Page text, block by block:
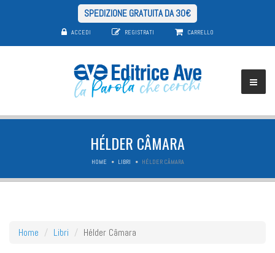
SPEDIZIONE GRATUITA DA 30€
ACCEDI REGISTRATI CARRELLO
HÉLDER CÂMARA
HOME LIBRI HÉLDER CÂMARA
Home Libri Hélder Câmara